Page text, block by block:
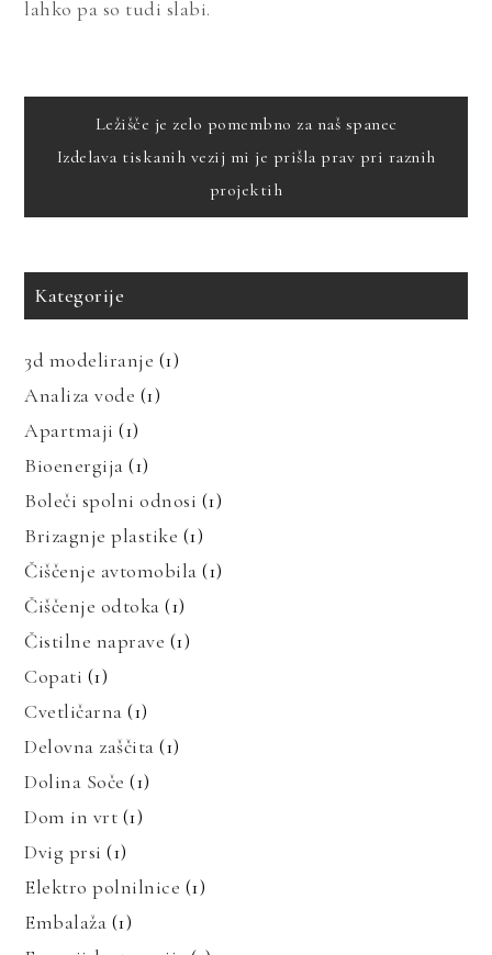
lahko pa so tudi slabi.
Navigacija
prispevka
Ležišče je zelo pomembno za naš spanec
Izdelava tiskanih vezij mi je prišla prav pri raznih
projektih
Kategorije
3d modeliranje (1)
Analiza vode (1)
Apartmaji (1)
Bioenergija (1)
Boleči spolni odnosi (1)
Brizagnje plastike (1)
Čiščenje avtomobila (1)
Čiščenje odtoka (1)
Čistilne naprave (1)
Copati (1)
Cvetličarna (1)
Delovna zaščita (1)
Dolina Soče (1)
Dom in vrt (1)
Dvig prsi (1)
Elektro polnilnice (1)
Embalaža (1)